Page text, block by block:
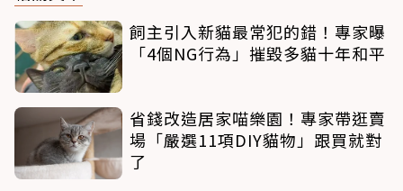
飼主引入新貓最常犯的錯！專家曝
「4個NG行為」摧毀多貓十年和平
省錢改造居家喵樂園！專家帶逛賣
場「嚴選11項DIY貓物」跟買就對
了